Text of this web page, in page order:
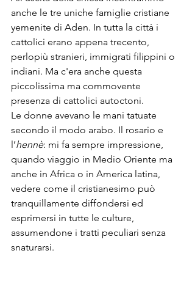
anche le tre uniche famiglie cristiane
yemenite di Aden. In tutta la città i
cattolici erano appena trecento,
perlopiù stranieri, immigrati filippini o
indiani. Ma c'era anche questa
piccolissima ma commovente
presenza di cattolici autoctoni.
Le donne avevano le mani tatuate
secondo il modo arabo. Il rosario e
l’hennè: mi fa sempre impressione,
quando viaggio in Medio Oriente ma
anche in Africa o in America latina,
vedere come il cristianesimo può
tranquillamente diffondersi ed
esprimersi in tutte le culture,
assumendone i tratti peculiari senza
snaturarsi.